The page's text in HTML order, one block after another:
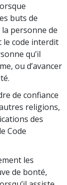
buts de
personne de
le code interdit
qu’il
ou d’avancer
de confiance
religions,
des
Code
les
de bonté,